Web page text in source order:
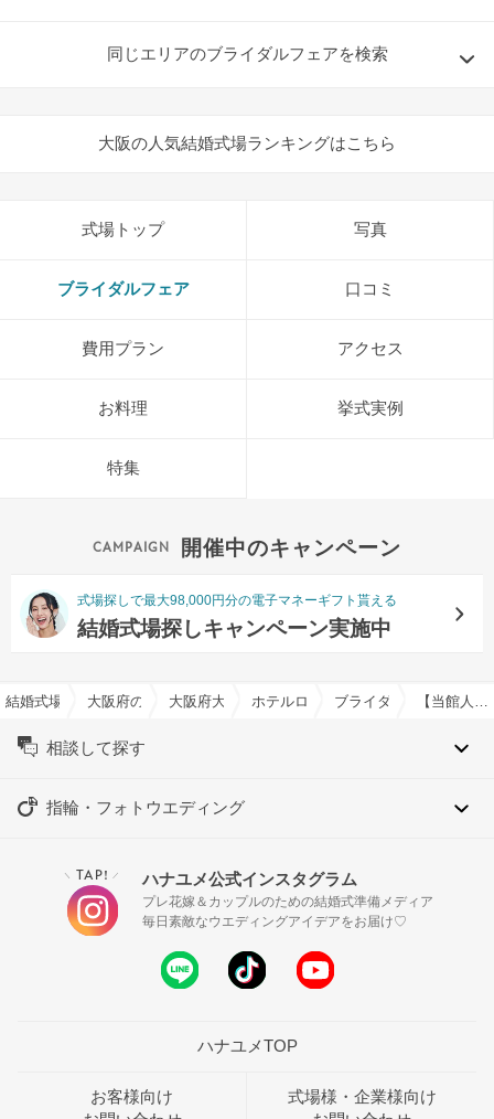
同じエリアのブライダルフェアを検索
大阪の人気結婚式場ランキングはこちら
式場トップ 写真
ブライダルフェア 口コミ
費用プラン アクセス
お料理 挙式実例
特集
開催中のキャンペーン
式場探しで最大98,000円分の電子マネーギフト貰える
結婚式場探しキャンペーン実施中
結婚式場を探すならハナユメ
大阪府の結婚式場一覧大阪府大阪市の結婚式場一覧
ホテルロイヤルクラシック大阪で結
ブライダルフェア一覧【当館人気No.1】最大130万優待×12大特典×豪華試食■スイートルーム宿泊
相談して探す
指輪・フォトウエディング
＼ TAP! ／ ハナユメ公式インスタグラム
プレ花嫁＆カップルのための結婚式準備メディア
毎日素敵なウエディングアイデアをお届け♡
ハナユメTOP
お客様向け
式場様・企業様向け